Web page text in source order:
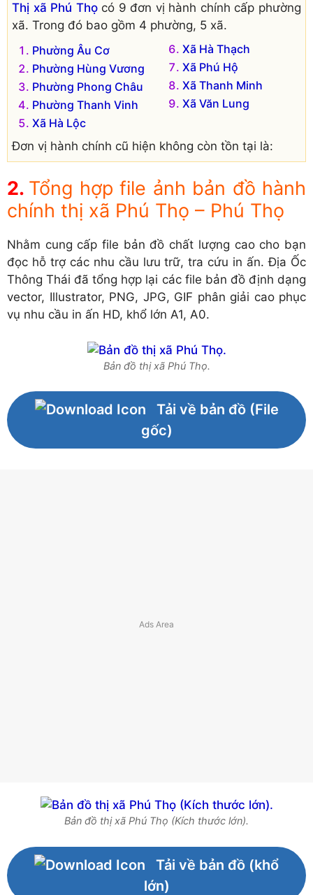
Thị xã Phú Thọcó 9 đơn vị hành chính cấp phường
xã. Trong đó bao gồm 4 phường, 5 xã.
Phường Âu Cơ
Phường Hùng Vương
Phường Phong Châu
Phường Thanh Vinh
Xã Hà Lộc
Xã Hà Thạch
Xã Phú Hộ
Xã Thanh Minh
Xã Văn Lung
Đơn vị hành chính cũ hiện không còn tồn tại là:
Tổng hợp file ảnh bản đồ hành
chính thị xã Phú Thọ – Phú Thọ
Nhằm cung cấp file bản đồ chất lượng cao cho bạn
đọc hỗ trợ các nhu cầu lưu trữ, tra cứu in ấn. Địa Ốc
Thông Thái đã tổng hợp lại các file bản đồ định dạng
vector, Illustrator, PNG, JPG, GIF phân giải cao phục
vụ nhu cầu in ấn HD, khổ lớn A1, A0.
Bản đồ thị xã Phú Thọ.
Tải về bản đồ (File
gốc)
Bản đồ thị xã Phú Thọ (Kích thước lớn).
Tải về bản đồ (khổ
lớn)